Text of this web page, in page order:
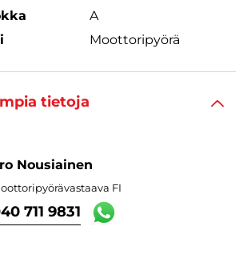
A
Moottoripyörä
tietoja
Nousiainen
FI
711 9831